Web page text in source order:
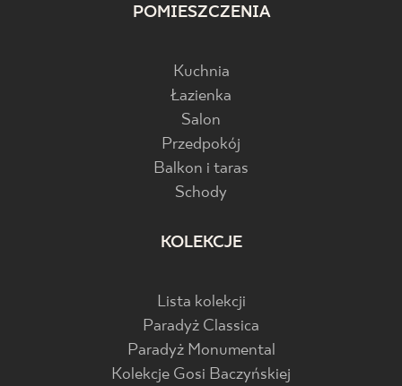
POMIESZCZENIA
Kuchnia
Łazienka
Salon
Przedpokój
Balkon i taras
Schody
KOLEKCJE
Lista kolekcji
Paradyż Classica
Paradyż Monumental
Kolekcje Gosi Baczyńskiej